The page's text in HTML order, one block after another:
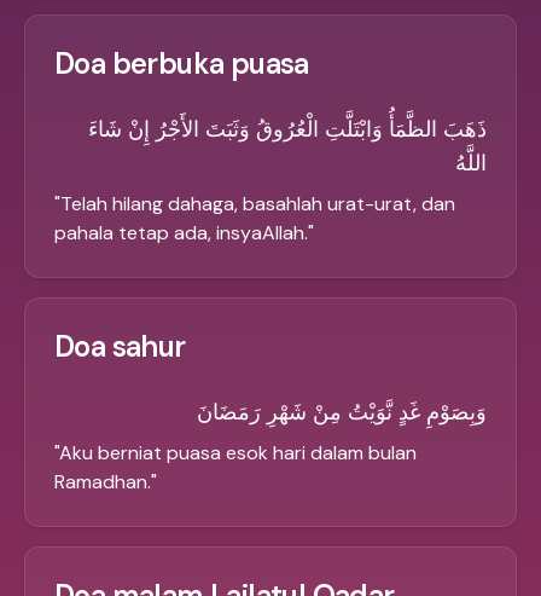
Doa berbuka puasa
ذَهَبَ الظَّمَأُ وَابْتَلَّتِ الْعُرُوقُ وَثَبَتَ الأَجْرُ إِنْ شَاءَ
اللَّهُ
"Telah hilang dahaga, basahlah urat-urat, dan
pahala tetap ada, insyaAllah."
Doa sahur
وَبِصَوْمِ غَدٍ نَّوَيْتُ مِنْ شَهْرِ رَمَضَانَ
"Aku berniat puasa esok hari dalam bulan
Ramadhan."